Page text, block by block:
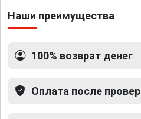
Наши преимущества
100% возврат денег
Оплата после